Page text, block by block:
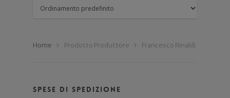
Home Prodotto Produttore Francesco Rinaldi
Spese di spedizione